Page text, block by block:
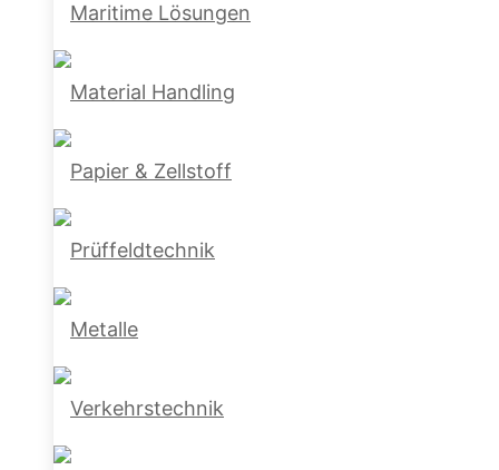
Maritime Lösungen
Material Handling
Papier & Zellstoff
Prüffeldtechnik
Metalle
Verkehrstechnik